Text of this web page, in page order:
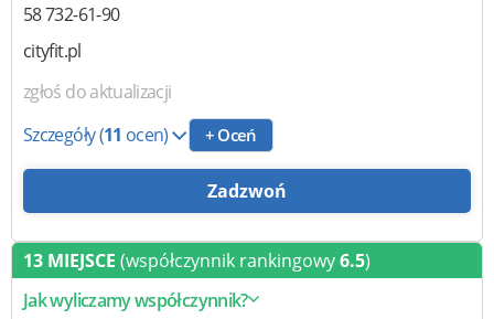
58 732-61-90
cityfit.pl
zgłoś do aktualizacji
Szczegóły(11 ocen) + Oceń
Zadzwoń
13 MIEJSCE (współczynnik rankingowy6.5)
Jak wyliczamy współczynnik?